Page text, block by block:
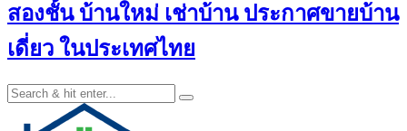
สองชั้น บ้านใหม่ เช่าบ้าน ประกาศขายบ้าน
เดี่ยว ในประเทศไทย